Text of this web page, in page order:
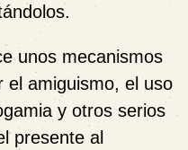
unos mecanismos
el amiguismo, el uso
y otros serios
presente al